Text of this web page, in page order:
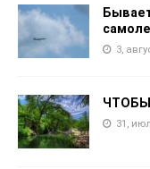
3,
31,